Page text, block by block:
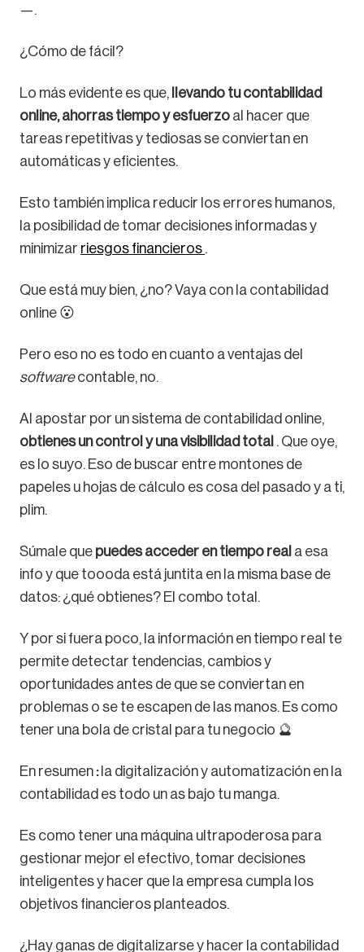
—.
¿Cómo de fácil?
Lo más evidente es que, llevando tu contabilidad
online, ahorras tiempo y esfuerzo al hacer que
tareas repetitivas y tediosas se conviertan en
automáticas y eficientes.
Esto también implica reducir los errores humanos,
la posibilidad de tomar decisiones informadas y
minimizar riesgos financieros .
Que está muy bien, ¿no? Vaya con la contabilidad
online 😮
Pero eso no es todo en cuanto a ventajas del
softwarecontable, no.
Al apostar por un sistema de contabilidad online,
obtienes un control y una visibilidad total . Que oye,
es lo suyo. Eso de buscar entre montones de
papeles u hojas de cálculo es cosa del pasado y a ti,
plim.
Súmale que puedes acceder en tiempo real a esa
info y que toooda está juntita en la misma base de
datos: ¿qué obtienes? El combo total.
Y por si fuera poco, la información en tiempo real te
permite detectar tendencias, cambios y
oportunidades antes de que se conviertan en
problemas o se te escapen de las manos. Es como
tener una bola de cristal para tu negocio 🔮
En resumen :la digitalización y automatización en la
contabilidad es todo un as bajo tu manga.
Es como tener una máquina ultrapoderosa para
gestionar mejor el efectivo, tomar decisiones
inteligentes y hacer que la empresa cumpla los
objetivos financieros planteados.
¿Hay ganas de digitalizarse y hacer la contabilidad